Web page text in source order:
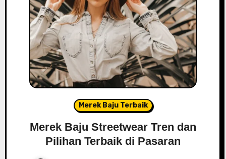
Merek Baju Terbaik
Merek Baju Streetwear Tren dan
Pilihan Terbaik di Pasaran